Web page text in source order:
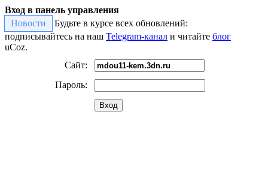
Вход в панель управления
Новости
Будьте в курсе всех обновлений:
подписывайтесь на наш Telegram-канал и читайте блог
uCoz.
Сайт:
Пароль:
Вход